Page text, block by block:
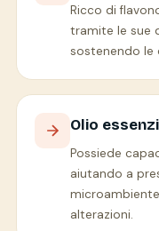
Ricco di
tramite le sue
sostenendo le
Olio
Possiede
aiutando a
alterazioni.